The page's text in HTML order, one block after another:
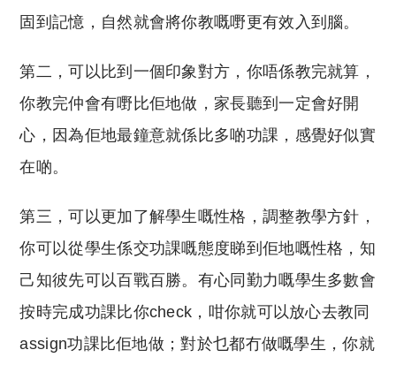
固到記憶，自然就會將你教嘅嘢更有效入到腦。
第二，可以比到一個印象對方，你唔係教完就算，
你教完仲會有嘢比佢地做，家長聽到一定會好開
心，因為佢地最鐘意就係比多啲功課，感覺好似實
在啲。
第三，可以更加了解學生嘅性格，調整教學方針，
你可以從學生係交功課嘅態度睇到佢地嘅性格，知
己知彼先可以百戰百勝。有心同勤力嘅學生多數會
按時完成功課比你check，咁你就可以放心去教同
assign功課比佢地做；對於乜都冇做嘅學生，你就